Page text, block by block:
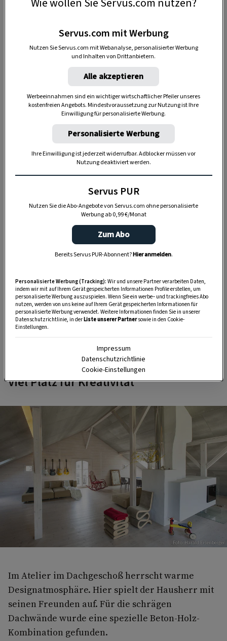
„Servus Garten“ auf WhatsApp
Nutzen Sie WhatsApp auf Ihrem Handy und lieben es, auf
Tipps und Tricks für Garten, Terrasse, Balkon- und
Zimmerpflanzen.
HIER MEHR ERFAHREN
das heutigeAteliersteigt, tut sich eine völlig
andere, weitmodernere Weltauf. „Wir haben das
Gefühl, das alte Haus hat seine Freude mit uns
und verzeiht uns den zeitgenössischen Wind, der
manchmal durchweht“, so der Hausherr stolz.
Viel Platz für Kreativität
Foto: Harald Eisenberger
Im Atelier im Dachgeschoß herrscht warme
Designatmosphäre. Hier spielt der Hausherr mit
seinen Freunden auf. Für die schrägen
Dachwände wurde eine spezielle Beton-Holz-
Kombination gefunden.
Servus.com mit Werbung
Nutzen Sie Servus.com mit Webanalyse, personalisierter Werbung
und Inhalten von Drittanbietern.
Alle akzeptieren
Werbeeinnahmen sind ein wichtiger wirtschaftlicher Pfeiler unseres
kostenfreien Angebots. Mindestvoraussetzung zur Nutzung ist Ihre
Einwilligung für personalisierte Werbung.
Personalisierte Werbung
Ihre Einwilligung ist jederzeit widerrufbar. Adblocker müssen vor
Nutzung deaktiviert werden.
Servus PUR
Nutzen Sie die Abo-Angebote von Servus.com ohne personalisierte
Werbung ab 0,99 €/Monat
Zum Abo
Bereits Servus PUR-Abonnent?Hier anmelden.
Personalisierte Werbung (Tracking): Wir und unsere Partner verarbeiten Daten,
indem wir mit auf Ihrem Gerät gespeicherten Informationen Profile erstellen, um
personalisierte Werbung auszuspielen. Wenn Sie ein werbe– und trackingfreies Abo
nutzen, werden von uns keine auf Ihrem Gerät gespeicherten Informationen für
personalisierte Werbung verwendet. Weitere Informationen finden Sie in unserer
Datenschutzrichtlinie, in derListe unserer Partnersowie in den Cookie-
Einstellungen.
Impressum
Datenschutzrichtlinie
Cookie-Einstellungen